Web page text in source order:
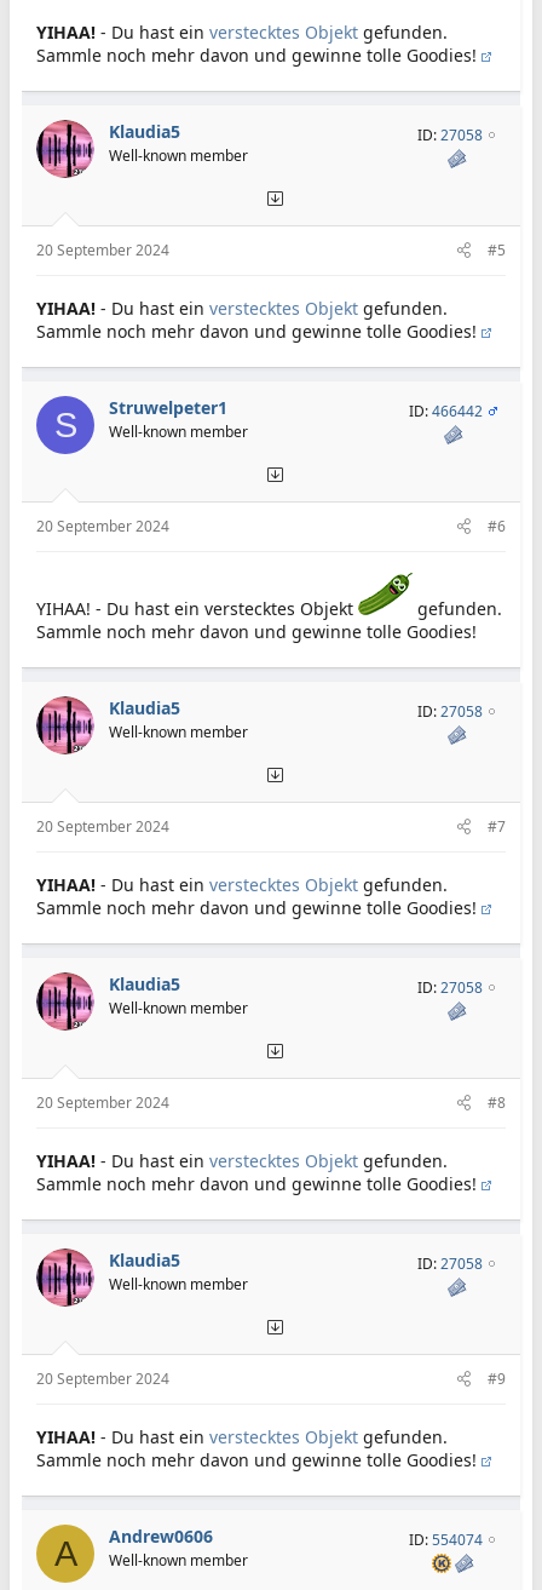
YIHAA! - Du hast ein verstecktes Objekt gefunden.
Sammle noch mehr davon und gewinne tolle Goodies!
Klaudia5
Well-known member
ID:27058
20 September 2024 #5
YIHAA! - Du hast ein verstecktes Objekt gefunden.
Sammle noch mehr davon und gewinne tolle Goodies!
S Struwelpeter1
Well-known member
ID:466442
20 September 2024 #6
YIHAA! - Du hast ein verstecktes Objekt
gefunden.
Sammle noch mehr davon und gewinne tolle Goodies!
Klaudia5
Well-known member
ID:27058
20 September 2024 #7
YIHAA! - Du hast ein verstecktes Objekt gefunden.
Sammle noch mehr davon und gewinne tolle Goodies!
Klaudia5
Well-known member
ID:27058
20 September 2024 #8
YIHAA! - Du hast ein verstecktes Objekt gefunden.
Sammle noch mehr davon und gewinne tolle Goodies!
Klaudia5
Well-known member
ID:27058
20 September 2024 #9
YIHAA! - Du hast ein verstecktes Objekt gefunden.
Sammle noch mehr davon und gewinne tolle Goodies!
A Andrew0606
Well-known member
ID:554074